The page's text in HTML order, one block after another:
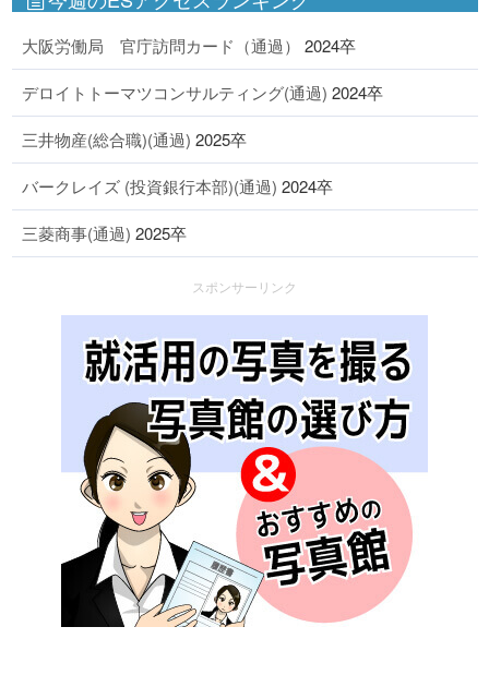
大阪労働局 官庁訪問カード（通過） 2024卒
デロイトトーマツコンサルティング(通過) 2024卒
三井物産(総合職)(通過) 2025卒
バークレイズ (投資銀行本部)(通過) 2024卒
三菱商事(通過) 2025卒
スポンサーリンク